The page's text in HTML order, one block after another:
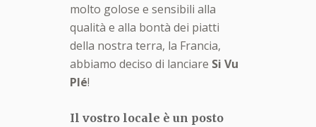
molto golose e sensibili alla
qualità e alla bontà dei piatti
della nostra terra, la Francia,
abbiamo deciso di lanciare Si Vu
Plé!
Il vostro locale è un posto